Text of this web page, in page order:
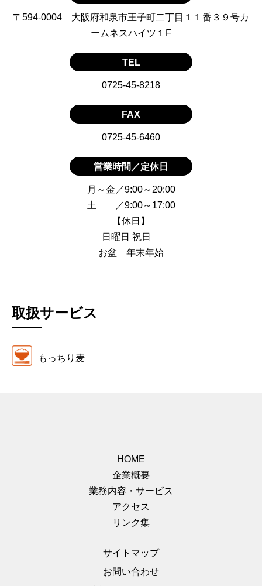
〒594-0004 大阪府和泉市王子町二丁目１１番３９号カ
ームネスハイツ１F
TEL
0725-45-8218
FAX
0725-45-6460
営業時間／定休日
月～金／9:00～20:00
土 ／9:00～17:00
【休日】
日曜日 祝日
お盆 年末年始
取扱サービス
もっちり麦
HOME
企業概要
業務内容・サービス
アクセス
リンク集
サイトマップ
お問い合わせ